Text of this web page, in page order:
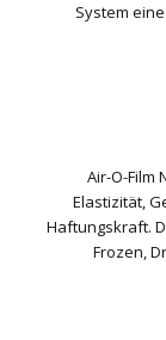
System
Air-O-Film
Elastizität,
Haftungskraft.
Frozen,